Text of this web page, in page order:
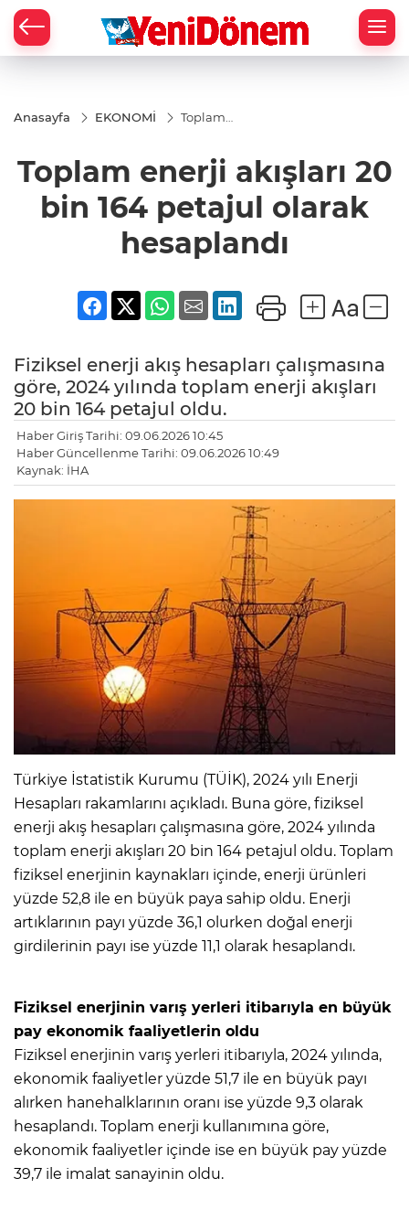
Anasayfa EKONOMİ
Toplam
bin 164
petajul
olarak
hesaplandı
Toplam enerji akışları 20
bin 164 petajul olarak
hesaplandı
Fiziksel enerji akış hesapları çalışmasına
göre, 2024 yılında toplam enerji akışları
20 bin 164 petajul oldu.
Haber Giriş Tarihi: 09.06.2026 10:45
Haber Güncellenme Tarihi: 09.06.2026 10:49
Kaynak: İHA
Türkiye İstatistik Kurumu (TÜİK), 2024 yılı Enerji
Hesapları rakamlarını açıkladı. Buna göre, fiziksel
enerji akış hesapları çalışmasına göre, 2024 yılında
toplam enerji akışları 20 bin 164 petajul oldu. Toplam
fiziksel enerjinin kaynakları içinde, enerji ürünleri
yüzde 52,8 ile en büyük paya sahip oldu. Enerji
artıklarının payı yüzde 36,1 olurken doğal enerji
girdilerinin payı ise yüzde 11,1 olarak hesaplandı.
Fiziksel enerjinin varış yerleri itibarıyla en büyük
pay ekonomik faaliyetlerin oldu
Fiziksel enerjinin varış yerleri itibarıyla, 2024 yılında,
ekonomik faaliyetler yüzde 51,7 ile en büyük payı
alırken hanehalklarının oranı ise yüzde 9,3 olarak
hesaplandı. Toplam enerji kullanımına göre,
ekonomik faaliyetler içinde ise en büyük pay yüzde
39,7 ile imalat sanayinin oldu.